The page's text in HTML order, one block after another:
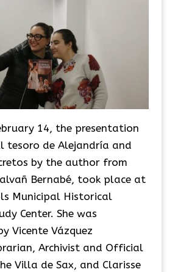
14, the presentation
tesoro de Alejandría and
by the author from
Bernabé, took place at
Municipal Historical
Center. She was
Vicente Vázquez
Archivist and Official
Villa de Sax, and Clarisse